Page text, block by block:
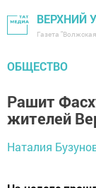
ВЕРХНИЙ
Газета
ОБЩЕСТВО
Рашит
жителей
Наталия